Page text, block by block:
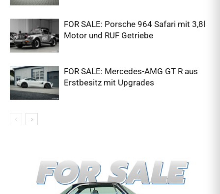
FOR SALE: Porsche 964 Safari mit 3,8l
Motor und RUF Getriebe
FOR SALE: Mercedes-AMG GT R aus
Erstbesitz mit Upgrades